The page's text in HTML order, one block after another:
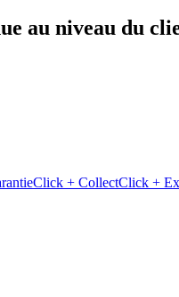
au niveau du
Click + CollectClick +